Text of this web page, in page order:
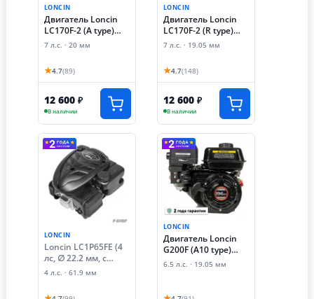
LONCIN
Двигатель Loncin
LC170F-2 (A type)
D20
7 л.с. · 20 мм
★4.7(89)
12 600 ₽
В наличии
LONCIN
Двигатель Loncin
LC170F-2 (R type)
D19
7 л.с. · 19.05 мм
★4.7(148)
12 600 ₽
В наличии
LONCIN
Loncin LC1P65FE (4
лс, ∅ 22.2 мм, с
динамическим
4 л.с. · 61.9 мм
LONCIN
Двигатель Loncin
G200F (A10 type)
D19
6.5 л.с. · 19.05 мм